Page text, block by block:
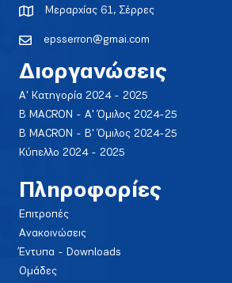
Μεραρχίας 61, Σέρρες
epsserron@gmai.com
Διοργανώσεις
Α' Κατηγορία 2024 - 2025
Β MACRON - Α' Όμιλος 2024-25
Β MACRON - Β' Όμιλος 2024-25
Κύπελλο 2024 - 2025
Πληροφορίες
Επιτροπές
Ανακοινώσεις
Έντυπα - Downloads
Ομάδες